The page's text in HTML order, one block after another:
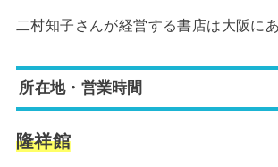
二村知子さんが経営する書店は大阪にあ
所在地・営業時間
隆祥館